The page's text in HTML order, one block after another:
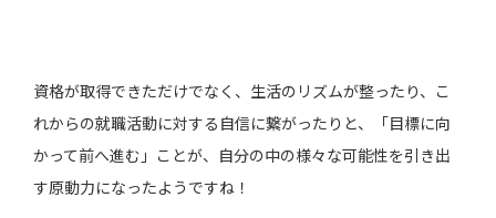
資格が取得できただけでなく、生活のリズムが整ったり、こ
れからの就職活動に対する自信に繋がったりと、「目標に向
かって前へ進む」ことが、自分の中の様々な可能性を引き出
す原動力になったようですね！